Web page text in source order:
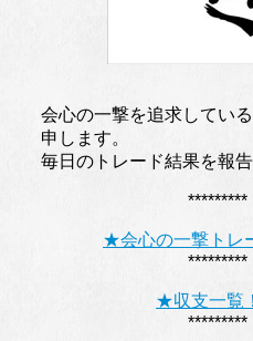
会心の一撃を追求してい
申します。
毎日のトレード結果を報告
*********
★会心の一撃トレ
*********
★収支一覧
*********